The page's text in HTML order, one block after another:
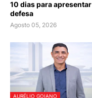
10 dias para apresentar
defesa
Agosto 05, 2026
AURÉLIO GOIANO